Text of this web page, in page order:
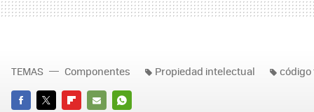
TEMAS Componentes Propiedad intelectual